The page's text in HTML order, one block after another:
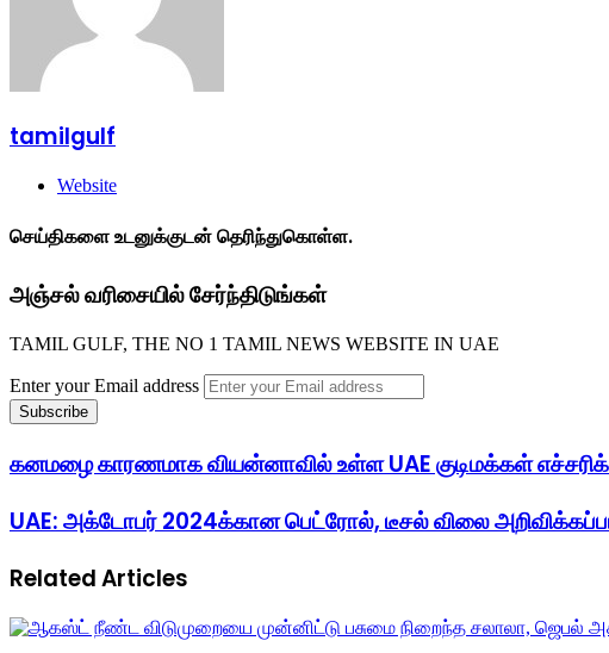
tamilgulf
Website
செய்திகளை உடனுக்குடன் தெரிந்துகொள்ள.
அஞ்சல் வரிசையில் சேர்ந்திடுங்கள்
TAMIL GULF, THE NO 1 TAMIL NEWS WEBSITE IN UAE
Enter your Email address
கனமழை காரணமாக வியன்னாவில் உள்ள UAE குடிமக்கள்
UAE: அக்டோபர் 2024க்கான பெட்ரோல், டீசல் விலை
Related Articles